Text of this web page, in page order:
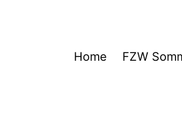
FZWHome FZW